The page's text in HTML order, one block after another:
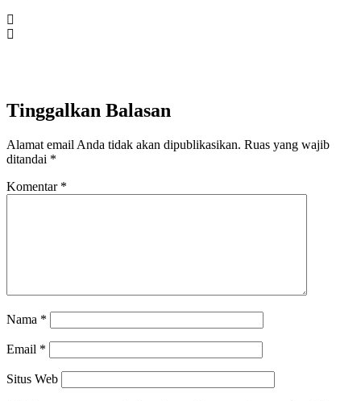
Tinggalkan Balasan
Alamat email Anda tidak akan dipublikasikan. Ruas yang wajib
ditandai *
Komentar *
Nama *
Email *
Situs Web